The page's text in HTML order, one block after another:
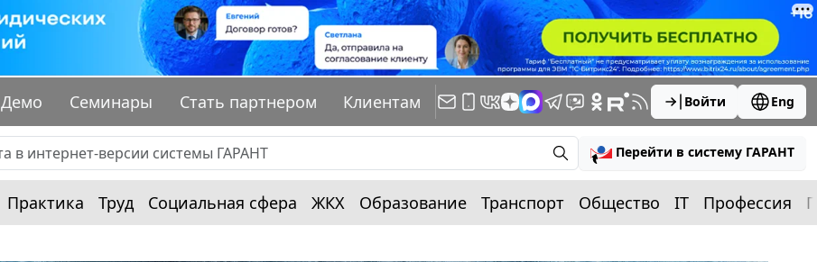
Демо Семинары Стать партнером Клиентам Войти Eng
Перейти в систему ГАРАНТ
Практика Труд Социальная сфера ЖКХ Образование Транспорт Общество IT Профессия